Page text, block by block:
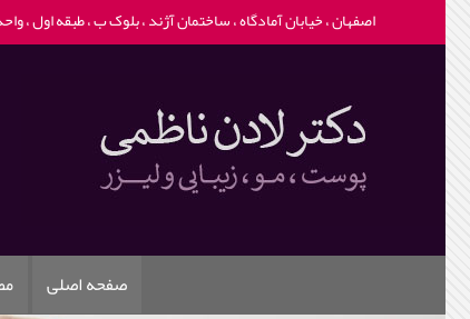
اصفهان ، خیابان آمادگاه ، ساختمان آژند ، بلوک ب ، طبقه اول ، واحد
صفحه اصلی